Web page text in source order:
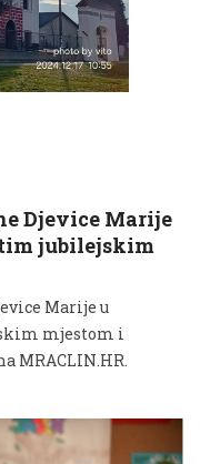
Djevice Marije
jubilejskim
Marije u
mjestom i
MRACLIN.HR.